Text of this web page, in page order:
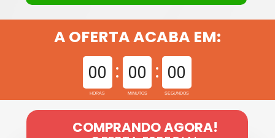
HORAS MINUTOS SEGUNDOS
00 00 00
A OFERTA ACABA EM:
COMPRANDO AGORA!